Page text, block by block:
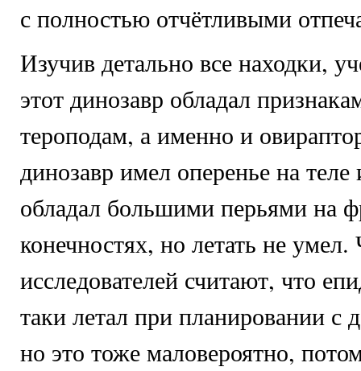
с полностью отчётливыми
Изучив детально все находки,
этот динозавр обладал
тероподам, а именно и
динозавр имел оперенье на теле
обладал большими перьями на
конечностях, но летать не умел.
исследователей считают, что
таки летал при планировании с
но это тоже маловероятно,